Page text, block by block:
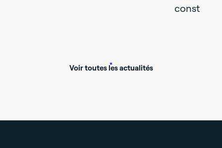
Voir toutes les actualités